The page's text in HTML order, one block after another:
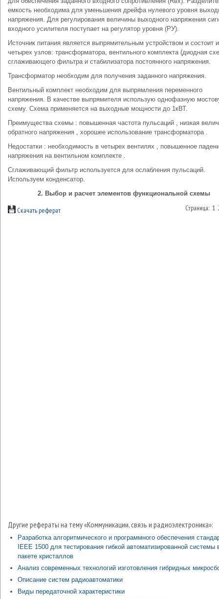
емкость необходима для уменьшения дрейфа нулевого уровня
напряжения. Для регулирования величины выходного напряжения
входного усилителя поступает на регулятор уровня (РУ).
Источник питания является выпрямительным устройством и состоит
четырех узлов: трансформатора, вентильного комплекта (диодная
сглаживающего фильтра и стабилизатора постоянного напряжения.
Трансформатор необходим для получения заданного напряжения.
Вентильный комплект необходим для выпрямления переменного
напряжения. В качестве выпрямителя использую однофазную
схему. Схема применяется на выходные мощности до 1кВТ.
Преимущества схемы : повышенная частота пульсаций , низкая
обратного напряжения , хорошее использование трансформатора .
Недостатки : необходимость в четырех вентилях , повышенное
напряжения на вентильном комплекте .
Сглаживающий фильтр используется для ослабления пульсаций.
Используем конденсатор.
2. Выбор и расчет элементов функциональной схемы
Скачать реферат Страница: 1
Другие рефераты на тему «Коммуникации, связь и радиоэлектроника»:
Разработка алгоритмического и программного обеспечения
IEEE 1500 для тестирования гибкой автоматизированной системы
пакете кристаллов
Анализ современных технологий изготовления гибридных
Описание систем радиоавтоматики
Виды передаточной характеристики